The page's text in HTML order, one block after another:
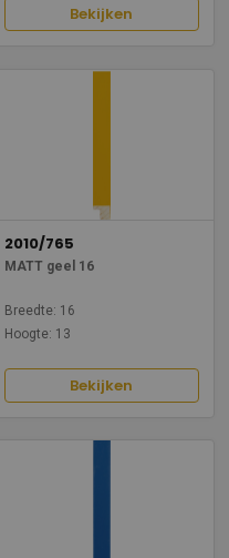
Bekijken
2010/765
MATT geel 16
Breedte: 16
Hoogte: 13
Bekijken